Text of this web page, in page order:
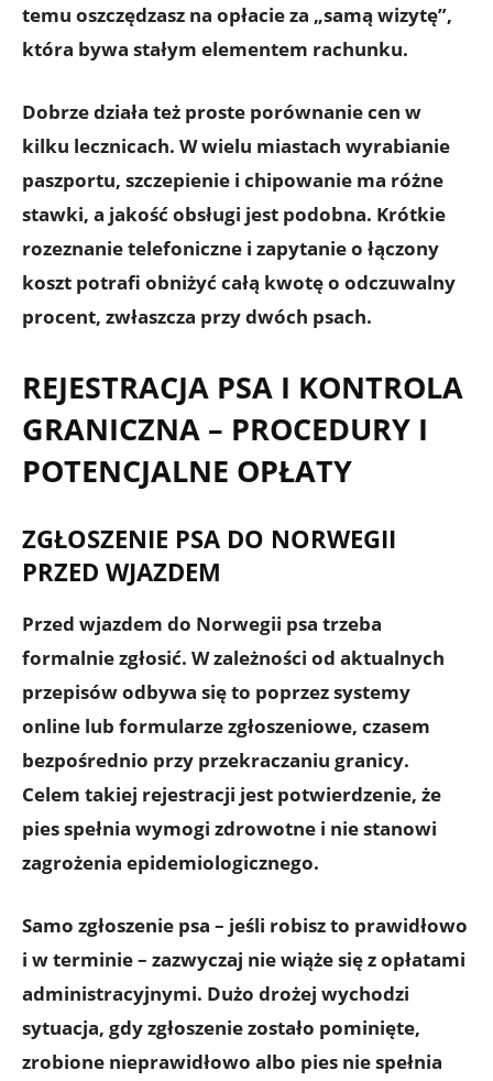
temu oszczędzasz na opłacie za „samą wizytę”,
która bywa stałym elementem rachunku.
Dobrze działa też proste porównanie cen w
kilku lecznicach. W wielu miastach wyrabianie
paszportu, szczepienie i chipowanie ma różne
stawki, a jakość obsługi jest podobna. Krótkie
rozeznanie telefoniczne i zapytanie o łączony
koszt potrafi obniżyć całą kwotę o odczuwalny
procent, zwłaszcza przy dwóch psach.
REJESTRACJA PSA I KONTROLA
GRANICZNA – PROCEDURY I
POTENCJALNE OPŁATY
ZGŁOSZENIE PSA DO NORWEGII
PRZED WJAZDEM
Przed wjazdem do Norwegii psa trzeba
formalnie zgłosić. W zależności od aktualnych
przepisów odbywa się to poprzezsystemy
online lub formularze zgłoszeniowe, czasem
bezpośrednio przy przekraczaniu granicy.
Celem takiej rejestracji jest potwierdzenie, że
pies spełnia wymogi zdrowotne i nie stanowi
zagrożenia epidemiologicznego.
Samo zgłoszenie psa – jeśli robisz to prawidłowo
i w terminie – zazwyczaj nie wiąże się z opłatami
administracyjnymi. Dużo drożej wychodzi
sytuacja, gdy zgłoszenie zostało pominięte,
zrobione nieprawidłowo albo pies nie spełnia